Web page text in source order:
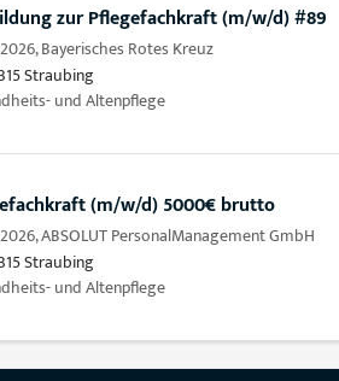
zur Pflegefachkraft (m/w/d) #89
Bayerisches Rotes Kreuz
Straubing
und Altenpflege
(m/w/d) 5000€ brutto
ABSOLUT PersonalManagement GmbH
Straubing
und Altenpflege